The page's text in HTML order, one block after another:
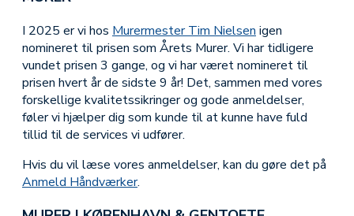
I 2025 er vi hos Murermester Tim Nielsenigen
nomineret til prisen som Årets Murer. Vi har tidligere
vundet prisen 3 gange, og vi har været nomineret til
prisen hvert år de sidste 9 år! Det, sammen med vores
forskellige kvalitetssikringer og gode anmeldelser,
føler vi hjælper dig som kunde til at kunne have fuld
tillid til de services vi udfører.
Hvis du vil læse vores anmeldelser, kan du gøre det på
Anmeld Håndværker.